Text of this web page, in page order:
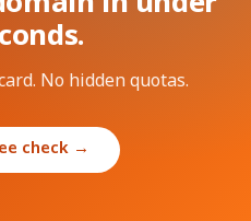
No hidden quotas.
check →